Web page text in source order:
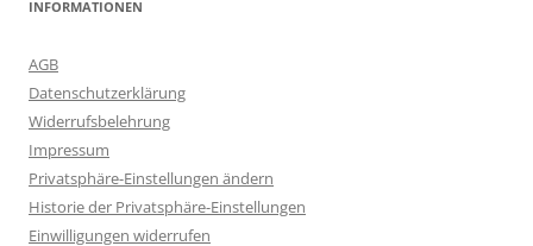
INFORMATIONEN
AGB
Datenschutzerklärung
Widerrufsbelehrung
Impressum
Privatsphäre-Einstellungen ändern
Historie der Privatsphäre-Einstellungen
Einwilligungen widerrufen